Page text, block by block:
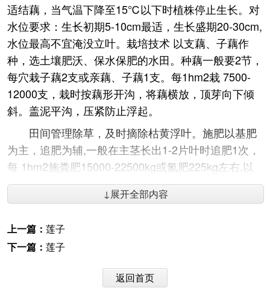
适结藕，当气温下降至15℃以下时植株停止生长。对
水位要求：生长初期5-10cm最适，生长盛期20-30cm,
水位最高不宜淹没立叶。栽培技术 以支藕、子藕作
种，选土壤肥沃、保水保肥的水田。种藕一般要2节，
每穴栽子藕2支或亲藕、子藕1支。每1hm2栽 7500-
12000支，栽时按藕形开沟，将藕横放，顶芽向下倾
斜。盖泥平沟，压紧防止浮起。
田间管理除草，及时摘除枯黄浮叶。施肥以基肥
为主，追肥为辅,一般在主茎长出1-2片叶时追肥1次，
每 1hm2施粪肥15000-22500kg或氮肥225kg左右,以
促进立叶生长和分枝。病虫害防治长腿水叶甲，用
40％乙敌粉每1hm230kg，拌细土375kg，施入田面，
虫1000-1500倍液。莲藕黑斑病、莲藕揭斑病，发病
开始用5O％多菌灵500倍加0.3 ％洗衣粉喷雾；及时
↓展开全部内容
上一篇： 莲子
下一篇： 莲子
返回首页